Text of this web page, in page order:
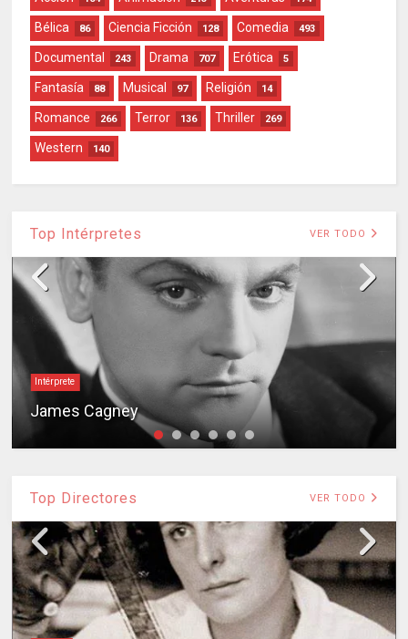
Bélica 86 Ciencia Ficción 128 Comedia 493
Documental 243 Drama 707 Erótica 5
Fantasía 88 Musical 97 Religión 14
Romance 266 Terror 136 Thriller 269
Western 140
Top Intérpretes VER TODO
Intérprete
James Cagney
Top Directores VER TODO